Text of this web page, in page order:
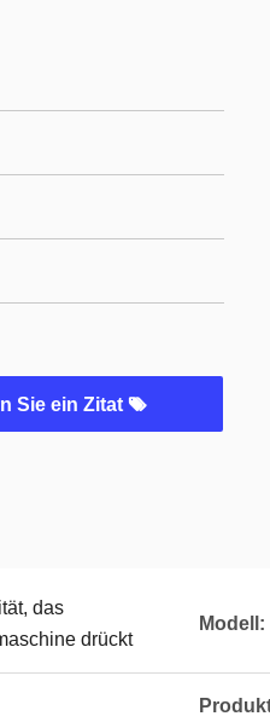
Sie ein Zitat
das
drückt
Modell: